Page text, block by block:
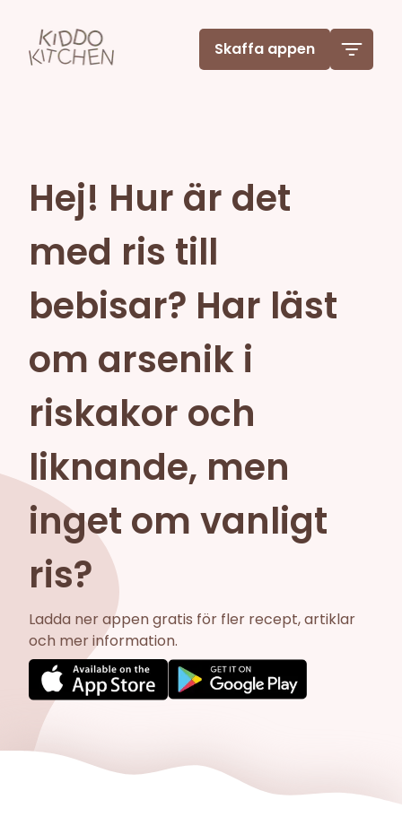
Skaffa appen
Hej! Hur är det
med ris till
bebisar? Har läst
om arsenik i
riskakor och
liknande, men
inget om vanligt
ris?
Ladda ner appen gratis för fler recept, artiklar
och mer information.